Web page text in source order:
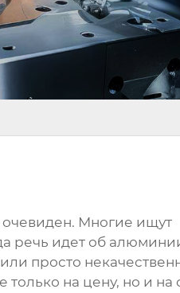
очевиден. Многие ищут
речь идет об
просто
только на цену, но и на